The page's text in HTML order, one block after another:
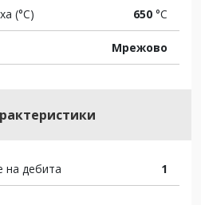
(°C) 650 °C
Мрежово
на дебита 1